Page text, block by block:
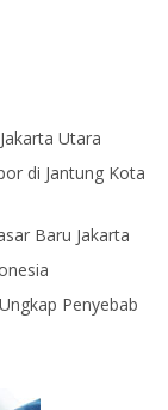
Utara
di Jantung Kota
Baru Jakarta
Penyebab